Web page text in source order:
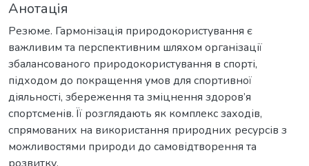
Анотація
Резюме. Гармонізація природокористування є
важливим та перспективним шляхом організації
збалансованого природокористування в спорті,
підходом до покращення умов для спортивної
діяльності, збереження та зміцнення здоров’я
спортсменів. Її розглядають як комплекс заходів,
спрямованих на використання природних ресурсів з
можливостями природи до самовідтворення та